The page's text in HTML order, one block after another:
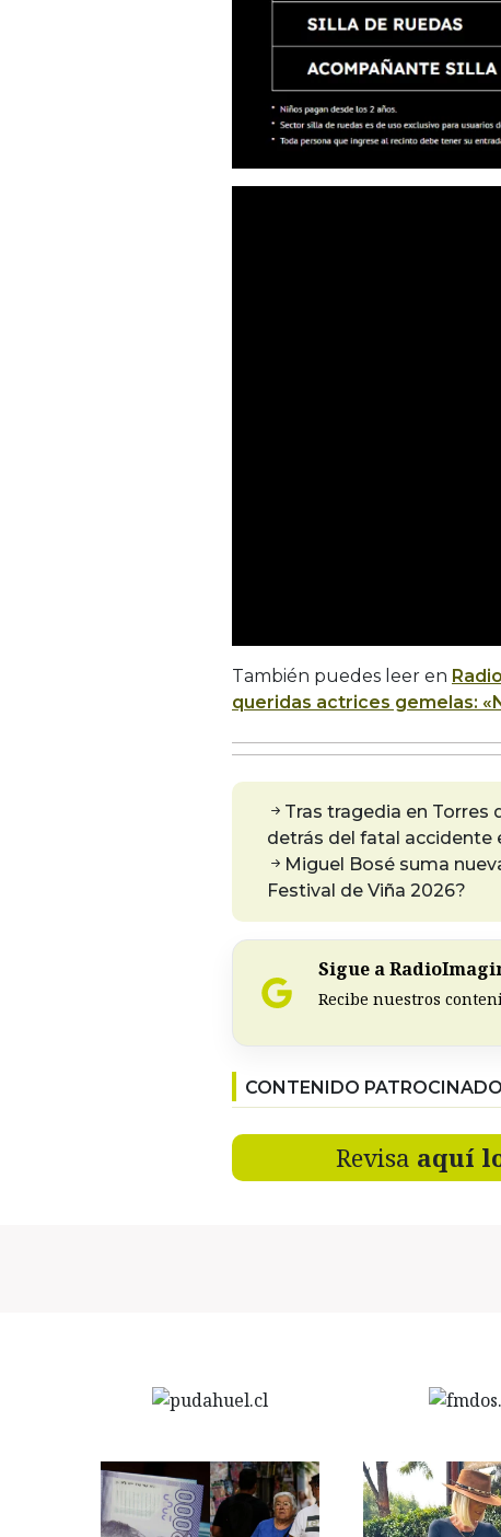
También puedes leer en
queridas actrices gemelas:
Tras tragedia en Torres
detrás del fatal accidente
Miguel Bosé suma
Festival de Viña 2026?
Sigue a
Recibe nuestros
CONTENIDO PATROCINADO
Revisa aquí